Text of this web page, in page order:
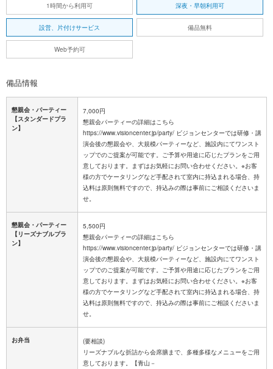
1時間から利用可 深夜・早朝利用可
設営、片付けサービス 備品無料
Web予約可
備品情報
懇親会・パーティー
【スタンダードプラ
ン】
7,000円
懇親会パーティーの詳細はこちら
https://www.visioncenter.jp/party/ ビジョンセンターでは研修・講
演会後の懇親会や、大規模パーティーなど、施設内にてワンスト
ップでのご提案が可能です。ご予算や用途に応じたプランをご用
意しております。まずはお気軽にお問い合わせください。※お客
様の方でケータリングなど手配されて室内に持込まれる場合、持
込料は原則無料ですので、持込みの際は事前にご相談くださいま
せ。
懇親会・パーティー
【リーズナブルプラ
ン】
5,500円
懇親会パーティーの詳細はこちら
https://www.visioncenter.jp/party/ ビジョンセンターでは研修・講
演会後の懇親会や、大規模パーティーなど、施設内にてワンスト
ップでのご提案が可能です。ご予算や用途に応じたプランをご用
意しております。まずはお気軽にお問い合わせください。※お客
様の方でケータリングなど手配されて室内に持込まれる場合、持
込料は原則無料ですので、持込みの際は事前にご相談くださいま
せ。
お弁当
(要相談)
リーズナブルな折詰から会席膳まで、多種多様なメニューをご用
意しております。【青山－